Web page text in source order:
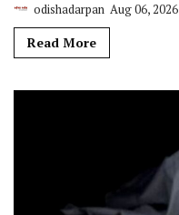
odishadarpan Aug 06, 2026
Read More